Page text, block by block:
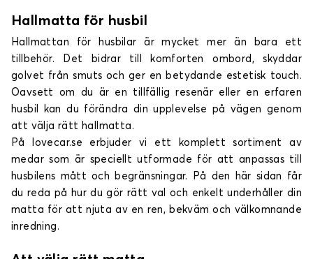
Hallmatta för husbil
Hallmattan för husbilar är mycket mer än bara ett
tillbehör. Det bidrar till komforten ombord, skyddar
golvet från smuts och ger en betydande estetisk touch.
Oavsett om du är en tillfällig resenär eller en erfaren
husbil kan du förändra din upplevelse på vägen genom
att välja rätt hallmatta.
På lovecar.se erbjuder vi ett komplett sortiment av
medar som är speciellt utformade för att anpassas till
husbilens mått och begränsningar. På den här sidan får
du reda på hur du gör rätt val och enkelt underhåller din
matta för att njuta av en ren, bekväm och välkomnande
inredning.